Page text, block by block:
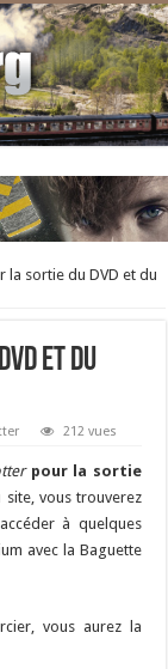
la sortie du DVD et du
et du
212 vues
pour la sortie
site, vous trouverez
à quelques
avec la Baguette
vous aurez la